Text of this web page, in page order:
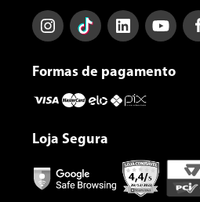
Formas de pagamento
Loja Segura